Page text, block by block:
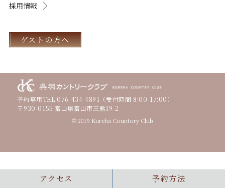
採用情報
ゲストの方へ
予約専用TEL:076-434-4891 （受付時間 8:00-17:00）
〒930-0155 富山県富山市三熊19-2
© 2019 Kureha Countory Club
アクセス 予約方法